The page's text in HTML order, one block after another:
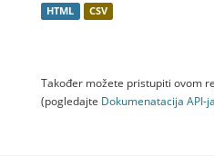
HTML CSV
Također možete pristupiti ovom
(pogledajte Dokumenаtаcijа API-jа